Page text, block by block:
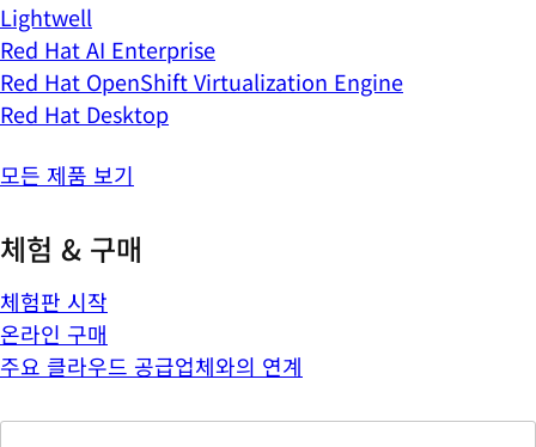
Lightwell
Red Hat AI Enterprise
Red Hat OpenShift Virtualization Engine
Red Hat Desktop
모든 제품 보기
체험 & 구매
체험판 시작
온라인 구매
주요 클라우드 공급업체와의 연계